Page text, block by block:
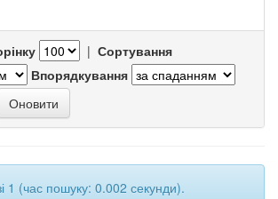
| Сортування
Впорядкування
1 (час пошуку: 0.002 секунди).